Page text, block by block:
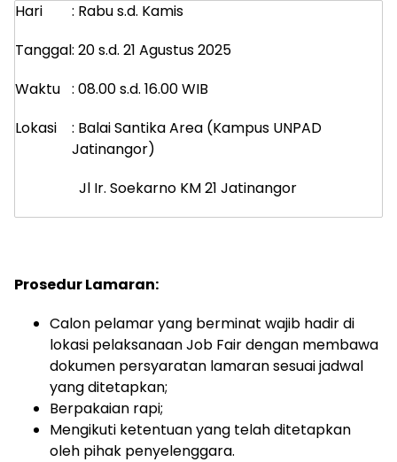
Hari
: Rabu s.d. Kamis
Tanggal: 20 s.d. 21 Agustus 2025
Waktu : 08.00 s.d. 16.00 WIB
Lokasi
: Balai Santika Area (Kampus UNPAD
Jatinangor)
Jl Ir. Soekarno KM 21 Jatinangor
Prosedur Lamaran:
Calon pelamar yang berminat wajib hadir di
lokasi pelaksanaan Job Fair dengan membawa
dokumen persyaratan lamaran sesuai jadwal
yang ditetapkan;
Berpakaian rapi;
Mengikuti ketentuan yang telah ditetapkan
oleh pihak penyelenggara.